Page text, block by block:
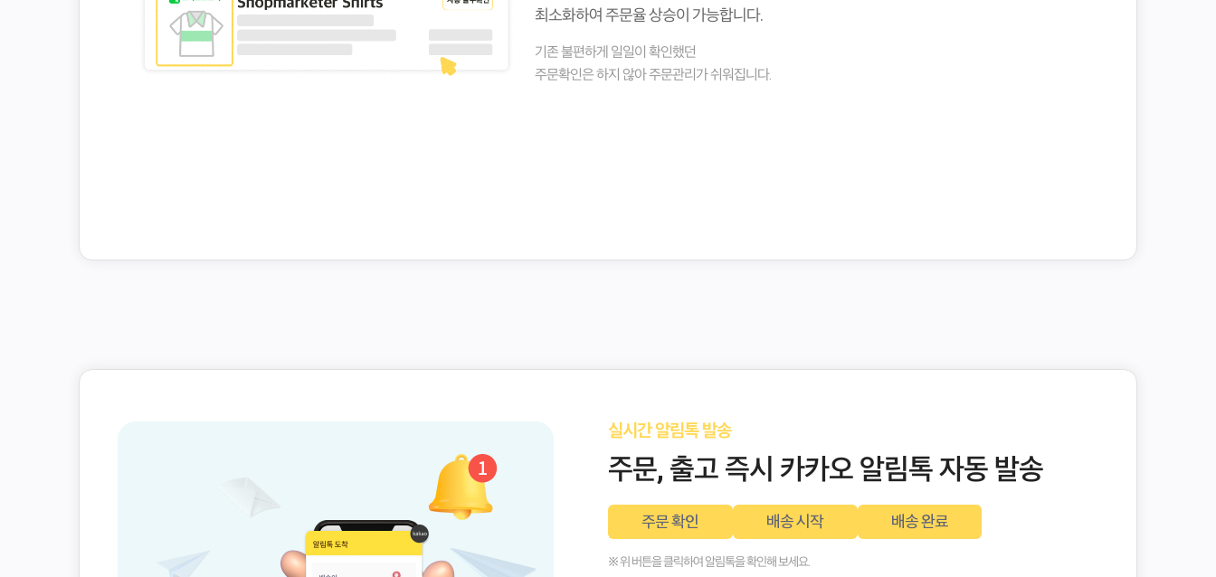
최소화하여 주문율 상승이 가능합니다.
기존 불편하게 일일이 확인했던
주문확인은 하지 않아 주문관리가 쉬워집니다.
실시간 알림톡 발송
주문, 출고 즉시 카카오 알림톡 자동 발송
주문 확인 배송 시작 배송 완료
※ 위 버튼을 클릭하여 알림톡을 확인해 보세요.